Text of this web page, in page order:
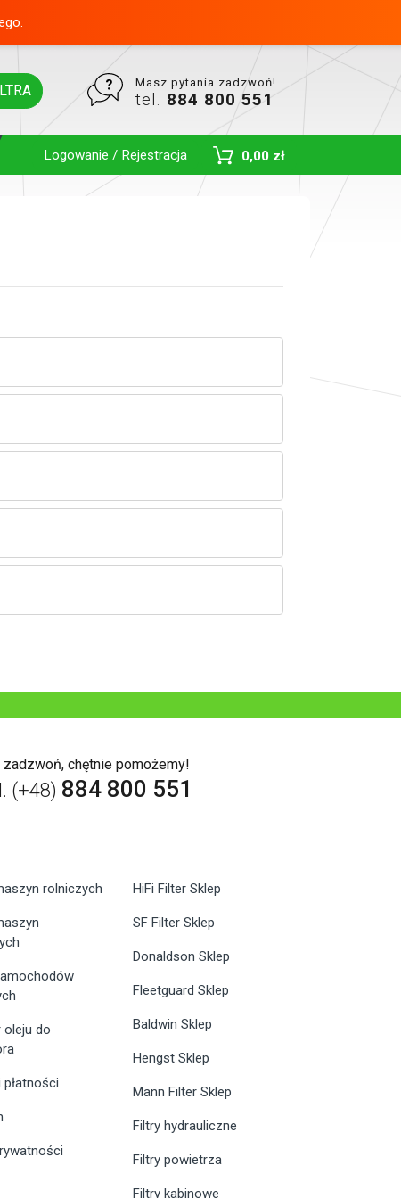
Masz pytania zadzwoń!
tel. 884 800 551
Logowanie / Rejestracja 0,00 zł
Toggle Dropdown
zadzwoń, chętnie pomożemy!
(+48) 884 800 551
rolniczych
oleju do
płatności
HiFi Filter Sklep
SF Filter Sklep
Donaldson Sklep
Fleetguard Sklep
Baldwin Sklep
Hengst Sklep
Mann Filter Sklep
Filtry hydrauliczne
Filtry powietrza
Filtry kabinowe